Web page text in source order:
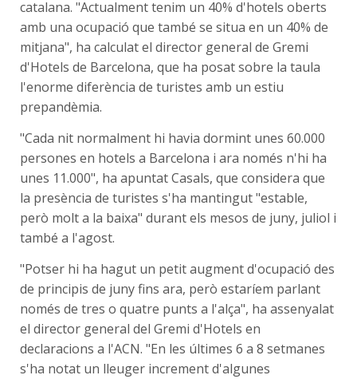
catalana. "Actualment tenim un 40% d'hotels oberts
amb una ocupació que també se situa en un 40% de
mitjana", ha calculat el director general de Gremi
d'Hotels de Barcelona, que ha posat sobre la taula
l'enorme diferència de turistes amb un estiu
prepandèmia.
"Cada nit normalment hi havia dormint unes 60.000
persones en hotels a Barcelona i ara només n'hi ha
unes 11.000", ha apuntat Casals, que considera que
la presència de turistes s'ha mantingut "estable,
però molt a la baixa" durant els mesos de juny, juliol i
també a l'agost.
"Potser hi ha hagut un petit augment d'ocupació des
de principis de juny fins ara, però estaríem parlant
només de tres o quatre punts a l'alça", ha assenyalat
el director general del Gremi d'Hotels en
declaracions a l'ACN. "En les últimes 6 a 8 setmanes
s'ha notat un lleuger increment d'algunes